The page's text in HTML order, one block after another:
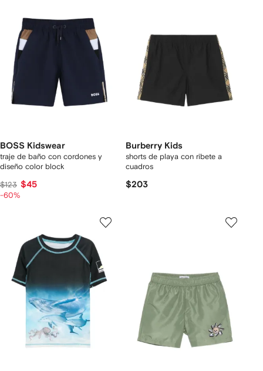
BOSS Kidswear
traje de baño con cordones y
diseño color block
$123 $45
-60%
Burberry Kids
shorts de playa con ribete a
cuadros
$203